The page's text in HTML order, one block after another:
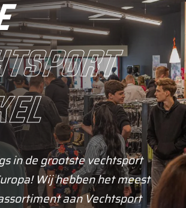
in de grootste vechtsport
Wij hebben het meest
aan Vechtsport